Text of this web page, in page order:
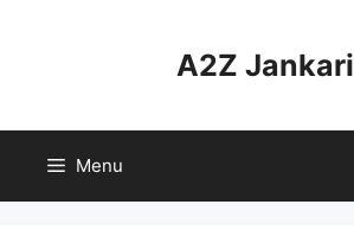
A2Z Jankari
Menu